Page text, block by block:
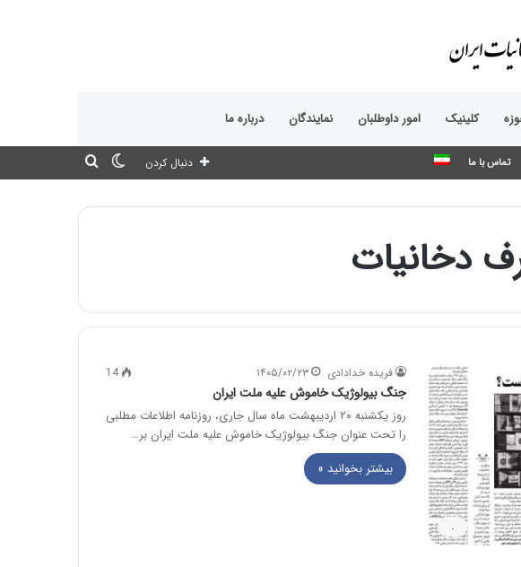
کلینیک امور داوطلبان نمایندگان درباره ما
تماس با ما
تغییر
دنبال کردن
دخانیات
.
فریده خدادادی ۱۴۰۵/۰۲/۲۳ 14
جنگ بیولوژیک خاموش علیه ملت ایران
روز یکشنبه ۲۰ اردیبهشت ماه سال جاری، روزنامه اطلاعات مطلبی
را تحت عنوان جنگ بیولوژیک خاموش علیه ملت ایران بر…
بیشتر بخوانید »